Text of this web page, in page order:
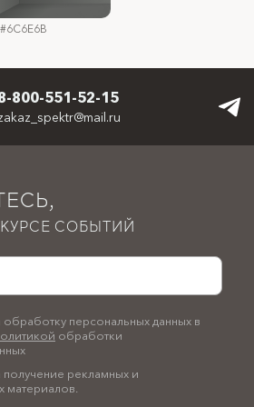
без запаха
пластиковая тара различного объёма
#6C6E6B
#0A3A44
800-551-52-15
СОБЫТИЙ
обработку персональных данных в
обработки
получение рекламных и
материалов.